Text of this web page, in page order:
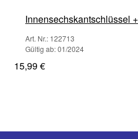
Innensechskantschlüssel
Art. Nr.: 122713
Gültig ab: 01/2024
15,99 €